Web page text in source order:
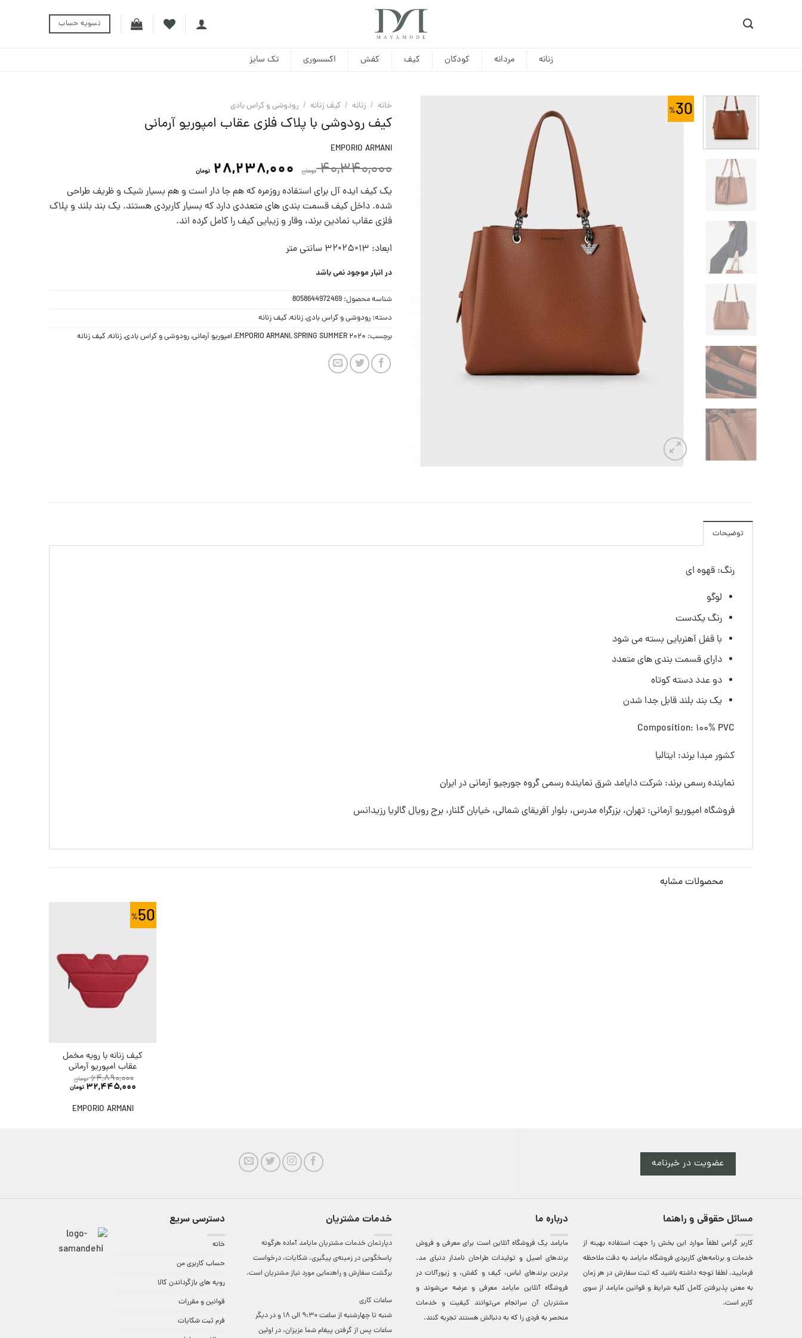
تسویه حساب
زنانه مردانه کودکان کیف کفش اکسسوری تک سایز
30 خانه / زنانه / کیف زنانه / رودوشی و کراس بادی
کیف رودوشی با پلاک فلزی عقاب امپوریو آرمانی
EMPORIO ARMANI
40,340,000 تومان 28,238,000 تومان
یک کیف ایده آل برای استفاده روزمره که هم جا دار است و هم بسیار شیک و ظریف طراحی
شده. داخل کیف قسمت بندی های متعددی دارد که بسیار کاربردی هستند. یک بند بلند و پلاک
فلزی عقاب نمادین برند، وقار و زیبایی کیف را کامل کرده اند.
ابعاد: 13×25×32 سانتی متر
در انبار موجود نمی باشد
شناسه محصول: 8058644972469
دسته: رودوشی و کراس بادی,زنانه,کیف زنانه
برچسب:
EMPORIO ARMANI,SPRING SUMMER 2020
,امپوریو آرمانی,رودوشی و کراس بادی,زنانه,کیف زنانه
توضیحات
رنگ: قهوه ای
لوگو
رنگ یکدست
با قفل آهنربایی بسته می شود
دارای قسمت بندی های متعدد
دو عدد دسته کوتاه
یک بند بلند قابل جدا شدن
Composition: 100% PVC
کشور مبدا برند: ایتالیا
نماینده رسمی برند: شرکت دایامد شرق نماینده رسمی گروه جورجیو آرمانی در ایران
فروشگاه امپوریو آرمانی: تهران، بزرگراه مدرس، بلوار آفریقای شمالی، خیابان گلنار، برج رویال گالریا رزیدانس
محصولات مشابه
50
کیف زنانه با رویه مخمل
عقاب امپوریو آرمانی
64,890,000 تومان
32,445,000 تومان
EMPORIO ARMANI
عضویت در خبرنامه
مسائل حقوقی و راهنما
کاربر گرامی لطفاً موارد این بخش را جهت استفاده بهینه از
خدمات و برنامه‌‏های کاربردی فروشگاه مایامد به دقت ملاحظه
فرمایید. لطفا توجه داشته باشید که ثبت سفارش در هر زمان
به معنی پذیرفتن کامل کلیه شرایط و قوانین مایامد از سوی
کاربر است.
درباره ما
مایامد يک فروشگاه آنلاين است برای معرفی و فروش
برندهای اصيل و توليدات طراحان نامدار دنيای مد.
برترين‌ برندهای لباس، کيف و کفش، و زيورآلات در
فروشگاه آنلاين مایامد معرفی و عرضه می‌شوند و
مشتريان آن سرانجام می‌توانند کيفيت و خدمات
منحصر به فردی را که به دنبالش هستند تجربه کنند.
خدمات مشتریان
دپارتمان خدمات مشتریان مایامد آماده هرگونه
پاسخگویی در زمینه‌ی پیگیری، شکایات، درخواست
برگشت سفارش و راهنمایی مورد نیاز مشتریان است.
ساعات کاری
شنبه تا چهارشنبه از ساعت 9:30 الی 18 و در دیگر
ساعات ‌پس از گرفتن پیغام شما عزیزان، در اولین
دسترسی سریع
خانه
حساب کاربری من
رویه های بازگرداندن کالا
قوانین و مقررات
فرم ثبت شکایات